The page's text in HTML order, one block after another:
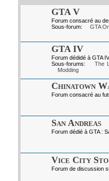
GTA V
Forum consacré au
Sous-forum:
GTA
GTA IV
Forum dédidé à GTA
Sous-forums:
The
Modding
Chinatown
Forum consacré au
San Andreas
Forum dédié à GTA :
Vice City
Forum de discussion